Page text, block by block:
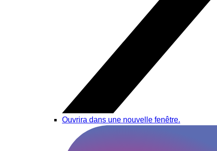
Ouvrira dans une nouvelle fenêtre.